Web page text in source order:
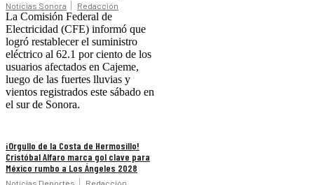
Noticias Sonora Redacción
La Comisión Federal de
Electricidad (CFE) informó que
logró restablecer el suministro
eléctrico al 62.1 por ciento de los
usuarios afectados en Cajeme,
luego de las fuertes lluvias y
vientos registrados este sábado en
el sur de Sonora.
¡Orgullo de la Costa de Hermosillo!
Cristóbal Alfaro marca gol clave para
México rumbo a Los Ángeles 2028
Noticias Deportes Redacción